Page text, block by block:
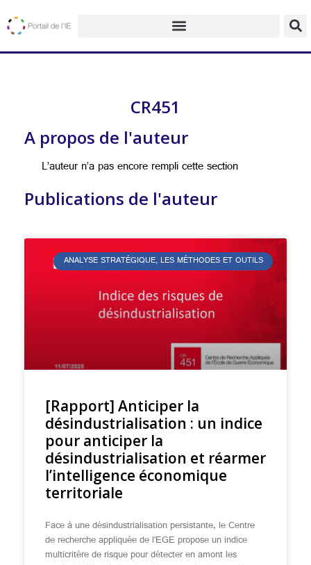
CR451
A propos de l'auteur
L’auteur n’a pas encore rempli cette section
Publications de l'auteur
ANALYSE STRATÉGIQUE, LES MÉTHODES ET OUTILS
[Rapport] Anticiper la
désindustrialisation : un indice
pour anticiper la
désindustrialisation et réarmer
l’intelligence économique
territoriale
Face à une désindustrialisation persistante, le Centre
de recherche appliquée de l’EGE propose un indice
multicritère de risque pour détecter en amont les